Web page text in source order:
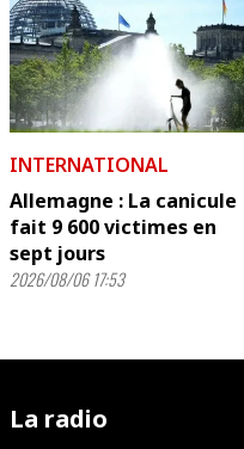
INTERNATIONAL
Allemagne : La canicule
fait 9 600 victimes en
sept jours
2026/08/06 17:53
La radio